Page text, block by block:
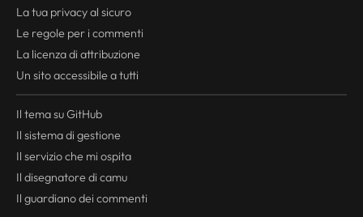
La tua privacyal sicuro
Le regole per i commenti
La licenza di attribuzione
Un sito accessibile a tutti
Il tema su GitHub
Il sistema di gestione
Il servizio che mi ospita
Il disegnatore di camu
Il guardiano dei commenti